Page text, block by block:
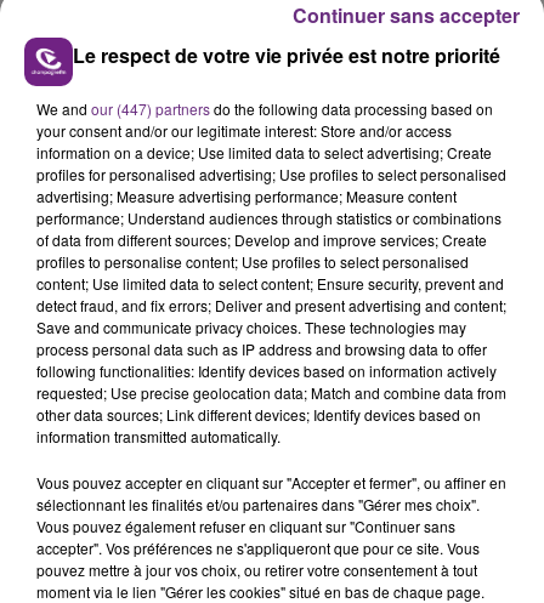
LE MAGASIN JOUÉCLUB DE REIMS FERME
SES PORTES
C'était l'une des institutions du centre-ville
rémois. Le magasin JouéClub est contraint de
fermer ses portes.
UNE JEUNE AUTOMOBILISTE GRIÈVEMENT
BLESSÉE
Une automobiliste s'est retrouvée piégée dans
son véhicule après une collision avec un poids
lourd. Très grièvement blessée, la jeune femme
de 20 ans a été...
TITRES DIFFUSÉS
Le respect de votre vie privée est notre priorité
We and our (447) partnersdo the following data processing based on
your consent and/or our legitimate interest: Store and/or access
information on a device; Use limited data to select advertising; Create
profiles for personalised advertising; Use profiles to select personalised
advertising; Measure advertising performance; Measure content
performance; Understand audiences through statistics or combinations
of data from different sources; Develop and improve services; Create
profiles to personalise content; Use profiles to select personalised
content; Use limited data to select content; Ensure security, prevent and
detect fraud, and fix errors; Deliver and present advertising and content;
Save and communicate privacy choices. These technologies may
process personal data such as IP address and browsing data to offer
following functionalities: Identify devices based on information actively
requested; Use precise geolocation data; Match and combine data from
other data sources; Link different devices; Identify devices based on
information transmitted automatically.
Vous pouvez accepter en cliquant sur "Accepter et fermer", ou affiner en
sélectionnant les finalités et/ou partenaires dans "Gérer mes choix".
Vous pouvez également refuser en cliquant sur "Continuer sans
accepter". Vos préférences ne s'appliqueront que pour ce site. Vous
pouvez mettre à jour vos choix, ou retirer votre consentement à tout
moment via le lien "Gérer les cookies" situé en bas de chaque page.
Continuer sans accepter